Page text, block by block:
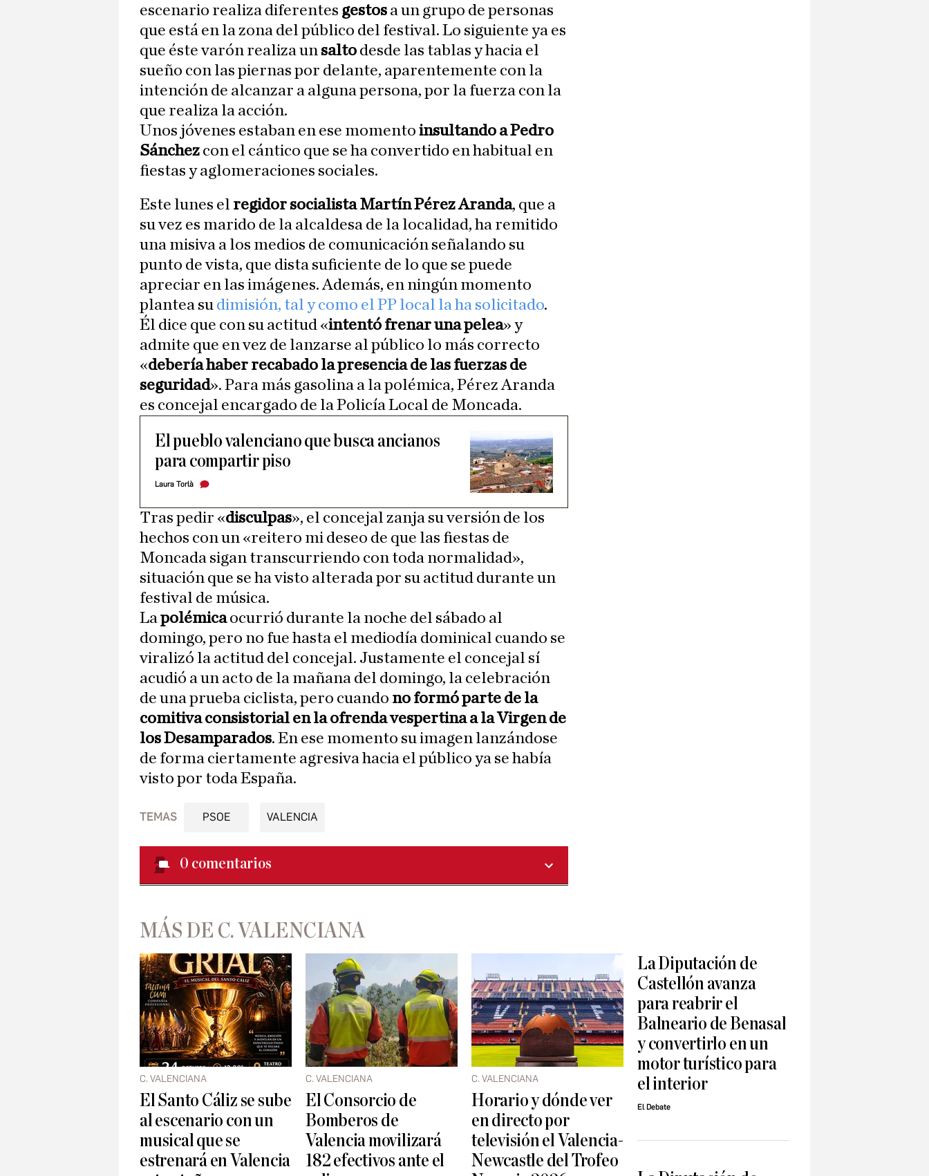
escenario realiza diferentes gestos a un grupo de personas
que está en la zona del público del festival. Lo siguiente ya es
que éste varón realiza un salto desde las tablas y hacia el
sueño con las piernas por delante, aparentemente con la
intención de alcanzar a alguna persona, por la fuerza con la
que realiza la acción.
Unos jóvenes estaban en ese momento insultando a Pedro
Sánchez con el cántico que se ha convertido en habitual en
fiestas y aglomeraciones sociales.
Este lunes el regidor socialista Martín Pérez Aranda, que a
su vez es marido de la alcaldesa de la localidad, ha remitido
una misiva a los medios de comunicación señalando su
punto de vista, que dista suficiente de lo que se puede
apreciar en las imágenes. Además, en ningún momento
plantea su dimisión, tal y como el PP local la ha solicitado.
Él dice que con su actitud «intentó frenar una pelea» y
admite que en vez de lanzarse al público lo más correcto
«debería haber recabado la presencia de las fuerzas de
seguridad». Para más gasolina a la polémica, Pérez Aranda
es concejal encargado de la Policía Local de Moncada.
El pueblo valenciano que busca ancianos
para compartir piso
Laura Torlà
Tras pedir «disculpas», el concejal zanja su versión de los
hechos con un «reitero mi deseo de que las fiestas de
Moncada sigan transcurriendo con toda normalidad»,
situación que se ha visto alterada por su actitud durante un
festival de música.
Lapolémicaocurrió durante la noche del sábado al
domingo, pero no fue hasta el mediodía dominical cuando se
viralizó la actitud del concejal. Justamente el concejal sí
acudió a un acto de la mañana del domingo, la celebración
de una prueba ciclista, pero cuando no formó parte de la
comitiva consistorial en la ofrenda vespertina a la Virgen de
los Desamparados. En ese momento su imagen lanzándose
de forma ciertamente agresiva hacia el público ya se había
visto por toda España.
TEMAS PSOE VALENCIA
0 comentarios
MÁS DE C. VALENCIANA
C. VALENCIANA
El Santo Cáliz se sube
al escenario con un
musical que se
estrenará en Valencia
C. VALENCIANA
El Consorcio de
Bomberos de
Valencia movilizará
182 efectivos ante el
C. VALENCIANA
Horario y dónde ver
en directo por
televisión el Valencia-
Newcastle del Trofeo
La Diputación de
Castellón avanza
para reabrir el
Balneario de Benasal
y convertirlo en un
motor turístico para
el interior
El Debate